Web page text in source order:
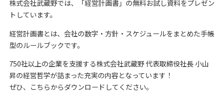
株式会社武蔵野では、「経営計画書」の無料お試し資料をプレゼン
トしています。
経営計画書とは、会社の数字・方針・スケジュールをまとめた手帳
型のルールブックです。
750社以上の企業を支援する株式会社武蔵野 代表取締役社長 小山
昇の経営哲学が詰まった充実の内容となっています！
ぜひ、こちらからダウンロードしてください。